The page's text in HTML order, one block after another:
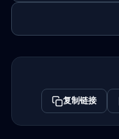
复制链接